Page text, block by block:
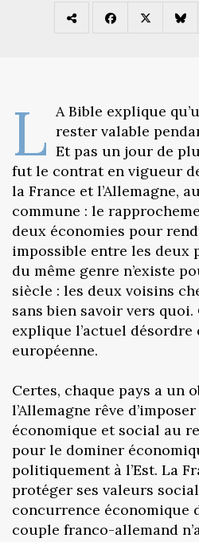
L A Bible explique
rester valable
Et pas un jour de
fut le contrat en vigueur
la France et l’Allemagne,
commune : le
deux économies pour
impossible entre les deux
du même genre n’existe
siècle : les deux voisins
sans bien savoir vers
explique l’actuel
européenne.
Certes, chaque pays a un
l’Allemagne rêve
économique et social au
pour le dominer
politiquement à l’Est. La
protéger ses valeurs
concurrence économique
couple franco-allemand